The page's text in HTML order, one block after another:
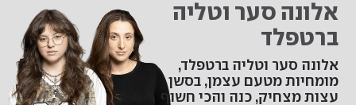
אלונה סער וטליה
ברטפלד
אלונה סער וטליה ברטפלד,
מומחיות מטעם עצמן, בסשן
עצות מצחיק, כנה והכי חשוף